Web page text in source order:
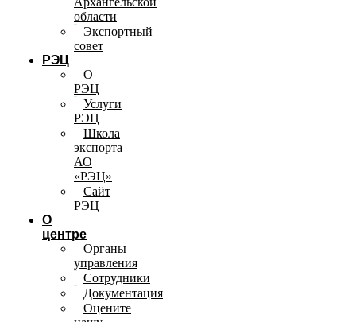
области
Экспортный
совет
РЭЦ
О
РЭЦ
Услуги
РЭЦ
Школа
экспорта
АО
«РЭЦ»
Сайт
РЭЦ
О
центре
Органы
управления
Сотрудники
Документация
Оцените